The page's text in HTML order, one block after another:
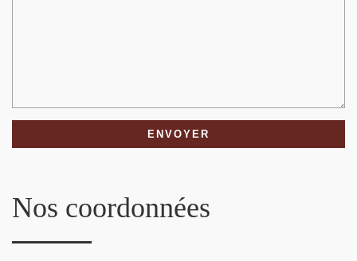
Nos coordonnées